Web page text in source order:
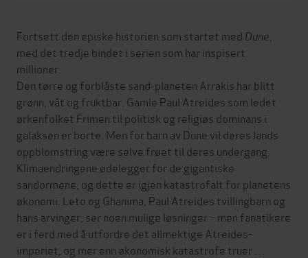
Fortsett den episke historien som startet med Dune
med det tredje bindet i serien som har inspisert
millioner.
Den tørre og forblåste sand-planeten Arrakis har blitt
grønn, våt og fruktbar. Gamle Paul Atreides som ledet
ørkenfolket Frimen til politisk og religiøs dominans i
galaksen er borte. Men for barn av Dune vil deres lands
oppblomstring være selve frøet til deres undergang.
Klimaendringene ødelegger for de gigantiske
sandormene, og dette er igjen katastrofalt for planetens
økonomi. Leto og Ghanima, Paul Atreides tvillingbarn og
hans arvinger, ser noen mulige løsninger – men fanatikere
er i ferd med å utfordre det allmektige Atreides-
imperiet, og mer enn økonomisk katastrofe truer …